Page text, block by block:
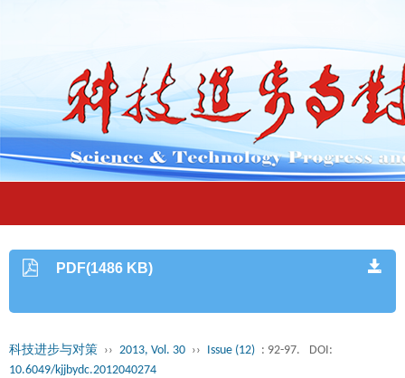
PDF(1486 KB)
科技进步与对策 ›› 2013, Vol. 30 ›› Issue (12) : 92-97.
DOI:
10.6049/kjjbydc.2012040274